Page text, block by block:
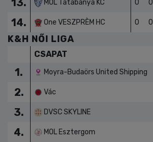
12. Szigetszentmiklós KSK 0 0
13. MOL Tatabánya KC 0 0
14. One VESZPRÈM HC
CSAPAT
1. Moyra-Budaörs United Shipping
2. Vác
3. DVSC SKYLINE